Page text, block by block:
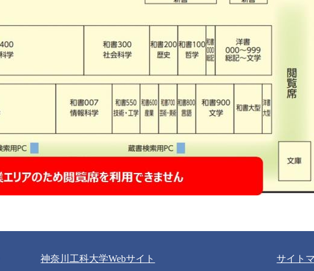
神奈川工科大学Webサイト サイト